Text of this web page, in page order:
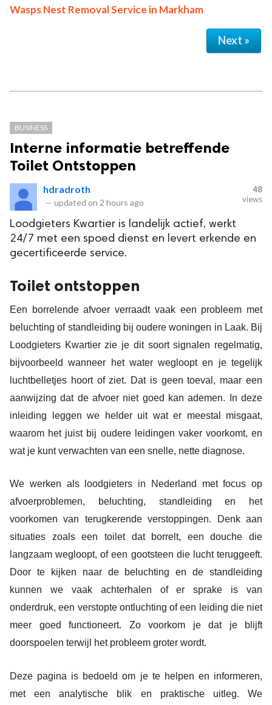
Wasps Nest Removal Service in Markham
Next »
BUSINESS
Interne informatie betreffende
Toilet Ontstoppen
hdradroth
— updated on 2 hours ago
48
views
Loodgieters Kwartier is landelijk actief, werkt
24/7 met een spoed dienst en levert erkende en
gecertificeerde service.
Toilet ontstoppen
Een borrelende afvoer verraadt vaak een probleem met
beluchting of standleiding bij oudere woningen in Laak. Bij
Loodgieters Kwartier zie je dit soort signalen regelmatig,
bijvoorbeeld wanneer het water wegloopt en je tegelijk
luchtbelletjes hoort of ziet. Dat is geen toeval, maar een
aanwijzing dat de afvoer niet goed kan ademen. In deze
inleiding leggen we helder uit wat er meestal misgaat,
waarom het juist bij oudere leidingen vaker voorkomt, en
wat je kunt verwachten van een snelle, nette diagnose.
We werken als loodgieters in Nederland met focus op
afvoerproblemen, beluchting, standleiding en het
voorkomen van terugkerende verstoppingen. Denk aan
situaties zoals een toilet dat borrelt, een douche die
langzaam wegloopt, of een gootsteen die lucht teruggeeft.
Door te kijken naar de beluchting en de standleiding
kunnen we vaak achterhalen of er sprake is van
onderdruk, een verstopte ontluchting of een leiding die niet
meer goed functioneert. Zo voorkom je dat je blijft
doorspoelen terwijl het probleem groter wordt.
Deze pagina is bedoeld om je te helpen en informeren,
met een analytische blik en praktische uitleg. We